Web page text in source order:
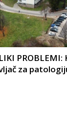
PROBLEMI:
za